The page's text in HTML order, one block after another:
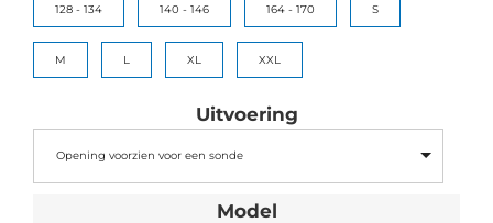
128 - 134 140 - 146 164 - 170 S
M L XL XXL
Uitvoering
Opening voorzien voor een sonde
Model